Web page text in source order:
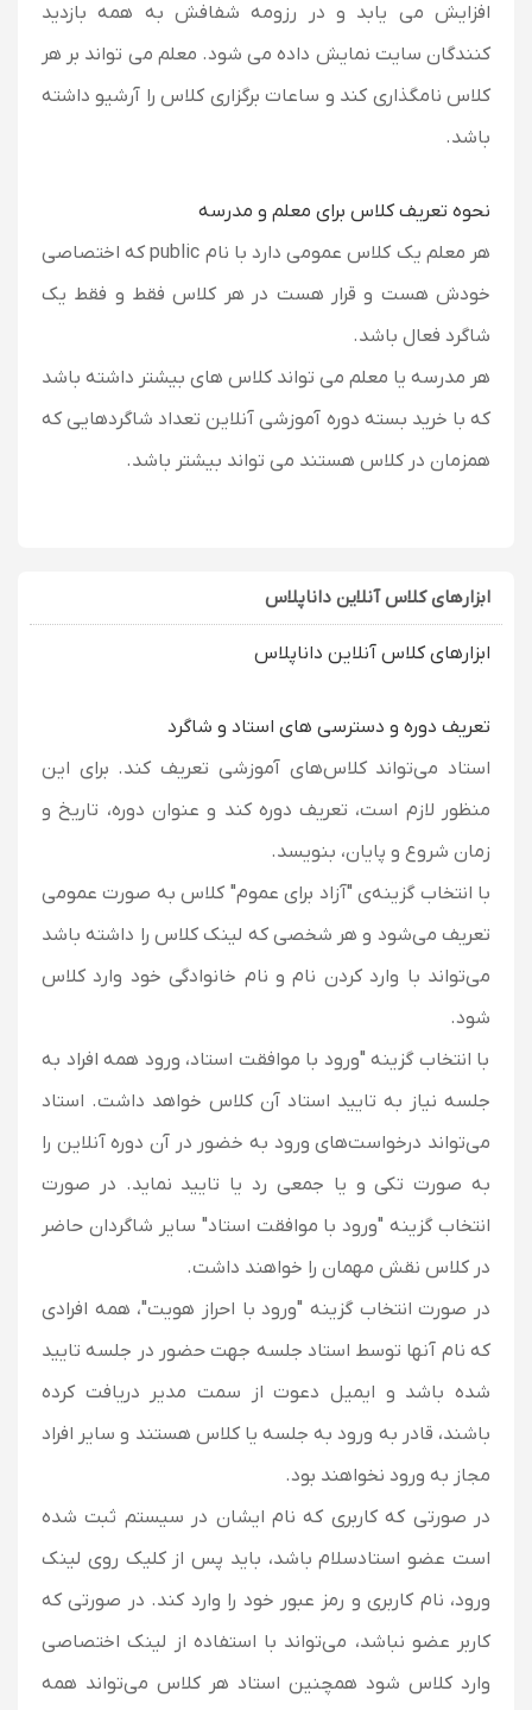
افزایش می یابد و در رزومه شفافش به همه بازدید
کنندگان سایت نمایش داده می شود. معلم می تواند بر هر
کلاس نامگذاری کند و ساعات برگزاری کلاس را آرشیو داشته
باشد.
نحوه تعریف کلاس برای معلم و مدرسه
هر معلم یک کلاس عمومی دارد با نام public که اختصاصی
خودش هست و قرار هست در هر کلاس فقط و فقط یک
شاگرد فعال باشد.
هر مدرسه یا معلم می تواند کلاس های بیشتر داشته باشد
که با خرید بسته دوره آموزشی آنلاین تعداد شاگردهایی که
همزمان در کلاس هستند می تواند بیشتر باشد.
ابزارهای کلاس آنلاین داناپلاس
ابزارهای کلاس آنلاین داناپلاس
تعریف دوره و دسترسی های استاد و شاگرد
استاد می‌تواند کلاس‌های آموزشی تعریف کند. برای این
منظور لازم است، تعریف دوره کند و عنوان دوره، تاریخ و
زمان شروع و پایان، بنویسد.
با انتخاب گزینه‌ی "آزاد برای عموم" کلاس به صورت عمومی
تعریف می‌شود و هر شخصی که لینک کلاس را داشته باشد
می‌تواند با وارد کردن نام و نام خانوادگی خود وارد کلاس
شود.
با انتخاب گزینه "ورود با موافقت استاد، ورود همه افراد به
جلسه نیاز به تایید استاد آن کلاس خواهد داشت. استاد
می‌تواند درخواست‌های ورود به خضور در آن دوره آنلاین را
به صورت تکی و یا جمعی رد یا تایید نماید. در صورت
انتخاب گزینه "ورود با موافقت استاد" سایر شاگردان حاضر
در کلاس نقش مهمان را خواهند داشت.
در صورت انتخاب گزینه "ورود با احراز هویت"، همه افرادی
که نام آنها توسط استاد جلسه جهت حضور در جلسه تایید
شده باشد و ایمیل دعوت از سمت مدیر دریافت کرده
باشند، قادر به ورود به جلسه یا کلاس هستند و سایر افراد
مجاز به ورود نخواهند بود.
در صورتی که کاربری که نام ایشان در سیستم ثبت شده
است عضو استادسلام باشد، باید پس از کلیک روی لینک
ورود، نام کاربری و رمز عبور خود را وارد کند. در صورتی که
کاربر عضو نباشد، می‌تواند با استفاده از لینک اختصاصی
وارد کلاس شود همچنین استاد هر کلاس می‌تواند همه